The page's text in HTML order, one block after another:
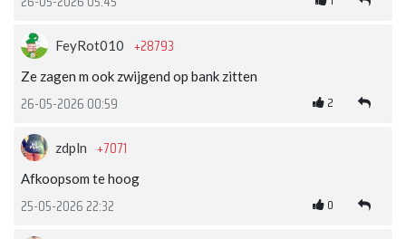
FeyRot010 +28793
Ze zagen m ook zwijgend op bank zitten
26-05-2026 00:59 2
zdpln +7071
Afkoopsom te hoog
25-05-2026 22:32 0